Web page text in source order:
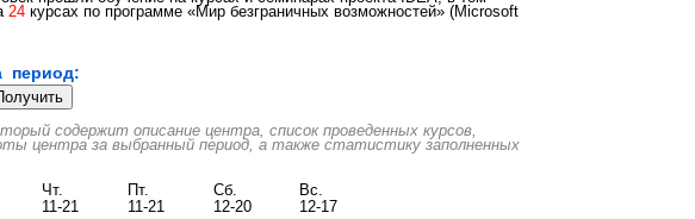
24 курсах по программе «Мир безграничных возможностей» (Microsoft
период:
содержит описание центра, список проведенных курсов,
центра за выбранный период, а также статистику заполненных
Чт. Пт. Сб.
Вс.
11-21 11-21 12-20 12-17